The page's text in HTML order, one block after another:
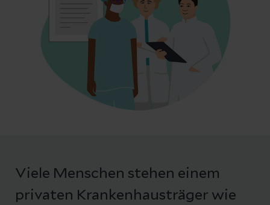
Viele Menschen stehen einem
privaten Krankenhausträger wie